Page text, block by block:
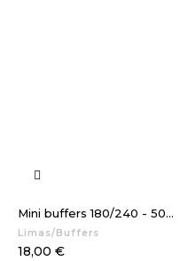
Mini buffers 180/240 - 50...
Limas/Buffers
Preço
18,00 €